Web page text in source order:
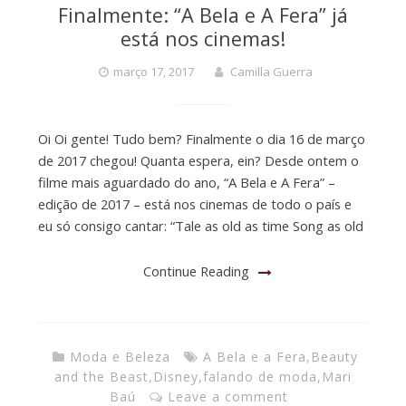
Finalmente: “A Bela e A Fera” já
está nos cinemas!
março 17, 2017 Camilla Guerra
Oi Oi gente! Tudo bem? Finalmente o dia 16 de março
de 2017 chegou! Quanta espera, ein? Desde ontem o
filme mais aguardado do ano, “A Bela e A Fera” –
edição de 2017 – está nos cinemas de todo o país e
eu só consigo cantar: “Tale as old as time Song as old
Continue Reading
Moda e Beleza A Bela e a Fera, Beauty
and the Beast, Disney,falando de moda, Mari
Baú
Leave a comment